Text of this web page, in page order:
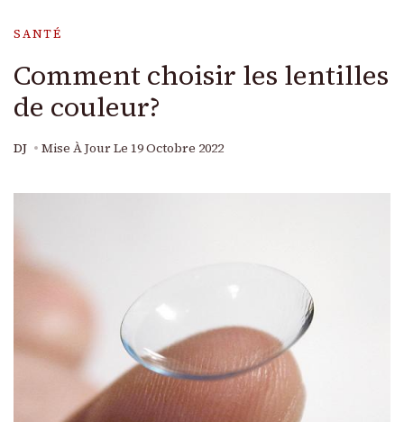
SANTÉ
Comment choisir les lentilles
de couleur?
DJ Mise À Jour Le 19 Octobre 2022